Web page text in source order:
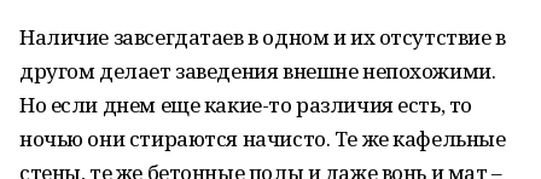
Наличие завсегдатаев в одном и их отсутствие в
другом делает заведения внешне непохожими.
Но если днем еще какие-то различия есть, то
ночью они стираются начисто. Те же кафельные
стены, те же бетонные полы и даже вонь и мат –